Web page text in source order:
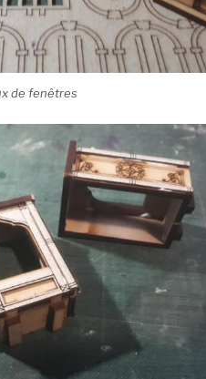
de fenêtres